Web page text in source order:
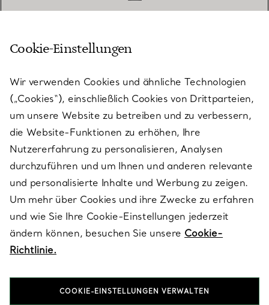
KUNDENSERVICE
SERVICES
ÜBER TIFFANY & CO.
RECHTLICHE HINWEISE
FOLGEN SIE UNS
Cookie-Einstellungen
Wir verwenden Cookies und ähnliche Technologien
(„Cookies“), einschließlich Cookies von Drittparteien,
um unsere Website zu betreiben und zu verbessern,
die Website-Funktionen zu erhöhen, Ihre
Nutzererfahrung zu personalisieren, Analysen
durchzuführen und um Ihnen und anderen relevante
und personalisierte Inhalte und Werbung zu zeigen.
Um mehr über Cookies und ihre Zwecke zu erfahren
und wie Sie Ihre Cookie-Einstellungen jederzeit
ändern können, besuchen Sie unsere Cookie-
Richtlinie.
COOKIE-EINSTELLUNGEN VERWALTEN